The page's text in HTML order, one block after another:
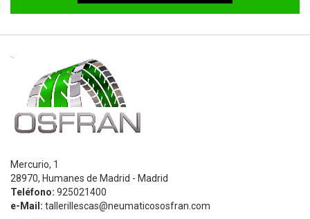
Mercurio, 1
28970, Humanes de Madrid - Madrid
Teléfono: 925021400
e-Mail: tallerillescas@neumaticososfran.com